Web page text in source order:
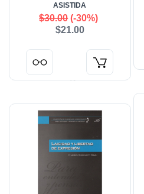
ASISTIDA
$30.00(-30%)
$21.00